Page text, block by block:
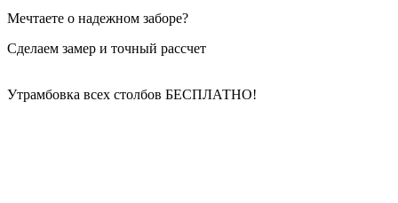
Мечтаете о надежном заборе?
Сделаем замер и точный рассчет
Утрамбовка всех столбов БЕСПЛАТНО!